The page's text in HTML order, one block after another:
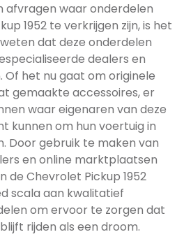
afvragen waar onderdelen
1952 te verkrijgen zijn, is het
dat deze onderdelen
dealers en
het nu gaat om originele
gemaakte accessoires, er
waar eigenaren van deze
kunnen om hun voertuig in
Door gebruik te maken van
en online marktplaatsen
de Chevrolet Pickup 1952
scala aan kwalitatief
om ervoor te zorgen dat
rijden als een droom.